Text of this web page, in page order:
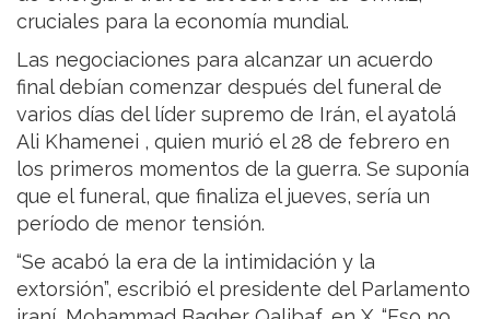
cruciales para la economía mundial.
Las negociaciones para alcanzar un acuerdo
final debían comenzar después del funeral de
varios días del líder supremo de Irán, el ayatolá
Ali Khamenei , quien murió el 28 de febrero en
los primeros momentos de la guerra. Se suponía
que el funeral, que finaliza el jueves, sería un
período de menor tensión.
“Se acabó la era de la intimidación y la
extorsión”, escribió el presidente del Parlamento